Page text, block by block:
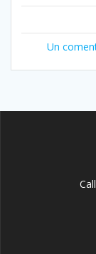
Un